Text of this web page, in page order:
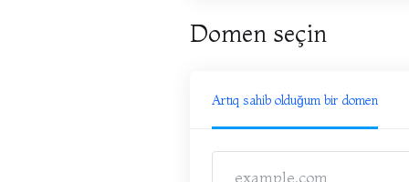
Domen seçin
Artıq sahib olduğum bir domen